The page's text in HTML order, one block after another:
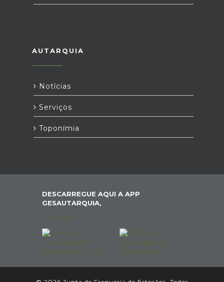
AUTARQUIA
Notícias
Serviços
Toponímia
DESCARREGUE AQUI A APP
GESAUTARQUIA,